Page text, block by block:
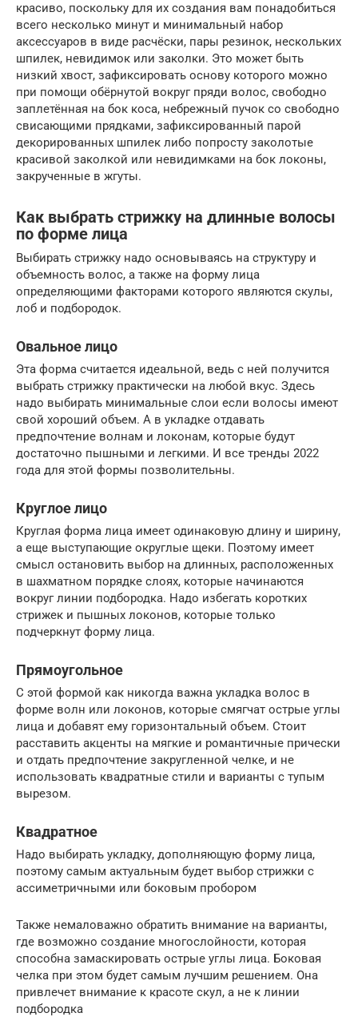
красиво, поскольку для их создания вам понадобиться
всего несколько минут и минимальный набор
аксессуаров в виде расчёски, пары резинок, нескольких
шпилек, невидимок или заколки. Это может быть
низкий хвост, зафиксировать основу которого можно
при помощи обёрнутой вокруг пряди волос, свободно
заплетённая на бок коса, небрежный пучок со свободно
свисающими прядками, зафиксированный парой
декорированных шпилек либо попросту заколотые
красивой заколкой или невидимками на бок локоны,
закрученные в жгуты.
Как выбрать стрижку на длинные волосы
по форме лица
Выбирать стрижку надо основываясь на структуру и
объемность волос, а также на форму лица
определяющими факторами которого являются скулы,
лоб и подбородок.
Овальное лицо
Эта форма считается идеальной, ведь с ней получится
выбрать стрижку практически на любой вкус. Здесь
надо выбирать минимальные слои если волосы имеют
свой хороший объем. А в укладке отдавать
предпочтение волнам и локонам, которые будут
достаточно пышными и легкими. И все тренды 2022
года для этой формы позволительны.
Круглое лицо
Круглая форма лица имеет одинаковую длину и ширину,
а еще выступающие округлые щеки. Поэтому имеет
смысл остановить выбор на длинных, расположенных
в шахматном порядке слоях, которые начинаются
вокруг линии подбородка. Надо избегать коротких
стрижек и пышных локонов, которые только
подчеркнут форму лица.
Прямоугольное
С этой формой как никогда важна укладка волос в
форме волн или локонов, которые смягчат острые углы
лица и добавят ему горизонтальный объем. Стоит
расставить акценты на мягкие и романтичные прически
и отдать предпочтение закругленной челке, и не
использовать квадратные стили и варианты с тупым
вырезом.
Квадратное
Надо выбирать укладку, дополняющую форму лица,
поэтому самым актуальным будет выбор стрижки с
ассиметричными или боковым пробором
Также немаловажно обратить внимание на варианты,
где возможно создание многослойности, которая
способна замаскировать острые углы лица. Боковая
челка при этом будет самым лучшим решением. Она
привлечет внимание к красоте скул, а не к линии
подбородка